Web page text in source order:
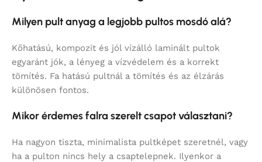
Milyen pult anyag a legjobb pultos mosdó alá?
Kőhatású, kompozit és jól vízálló laminált pultok
egyaránt jók, a lényeg a vízvédelem és a korrekt
tömítés. Fa hatású pultnál a tömítés és az élzárás
különösen fontos.
Mikor érdemes falra szerelt csapot választani?
Ha nagyon tiszta, minimalista pultképet szeretnél, vagy
ha a pulton nincs hely a csaptelepnek. Ilyenkor a